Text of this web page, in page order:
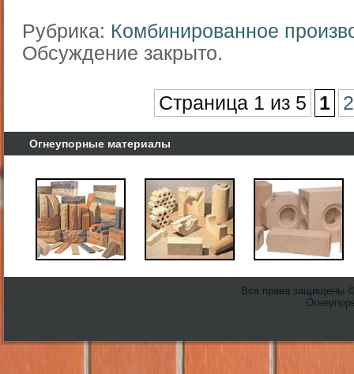
Рубрика: Комбинированное
Обсуждение закрыто.
Страница 1 из 5 1 2
Огнеупорные материалы
Все права защищены